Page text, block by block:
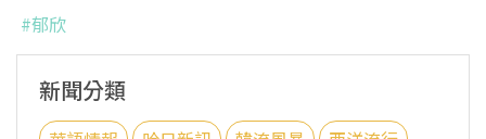
#郁欣
新聞分類